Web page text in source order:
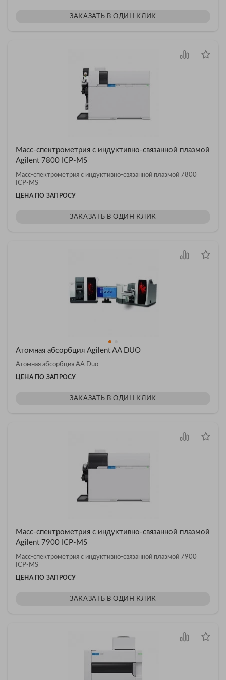
ЗАКАЗАТЬ В ОДИН КЛИК
Масс-спектрометрия с индуктивно-связанной плазмой
Agilent 7800 ICP-MS
Масс-спектрометрия с индуктивно-связанной плазмой 7800
ICP-MS
ЦЕНА ПО ЗАПРОСУ
ЗАКАЗАТЬ В ОДИН КЛИК
Атомная абсорбция Agilent AA DUO
Атомная абсорбция AA Duo
ЦЕНА ПО ЗАПРОСУ
ЗАКАЗАТЬ В ОДИН КЛИК
Масс-спектрометрия с индуктивно-связанной плазмой
Agilent 7900 ICP-MS
Масс-спектрометрия с индуктивно-связанной плазмой 7900
ICP-MS
ЦЕНА ПО ЗАПРОСУ
ЗАКАЗАТЬ В ОДИН КЛИК